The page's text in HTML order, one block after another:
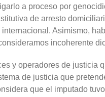
a proceso por
de arresto
Asimismo,
incoherente
y operadores de justicia
de justicia que
que el imputado